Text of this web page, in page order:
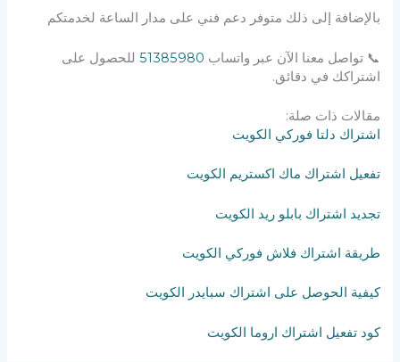
بالإضافة إلى ذلك متوفر دعم فني على مدار الساعة لخدمتكم
📞 تواصل معنا الآن عبر واتساب 51385980 للحصول على
اشتراكك في دقائق.
مقالات ذات صلة:
اشتراك دلتا فوركي الكويت
تفعيل اشتراك ماك اكستريم الكويت
تجديد اشتراك بابلو ريد الكويت
طريقة اشتراك فلاش فوركي الكويت
كيفية الحوصل على اشتراك سبايدر الكويت
كود تفعيل اشتراك اروما الكويت